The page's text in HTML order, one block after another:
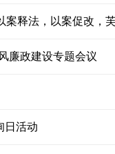
释法，以案促改，
廉政建设专题会议
日活动